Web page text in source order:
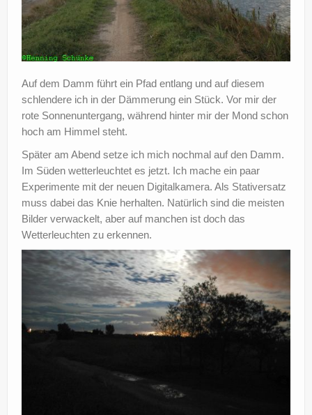
Auf dem Damm führt ein Pfad entlang und auf diesem
schlendere ich in der Dämmerung ein Stück. Vor mir der
rote Sonnenuntergang, während hinter mir der Mond schon
hoch am Himmel steht.
Später am Abend setze ich mich nochmal auf den Damm.
Im Süden wetterleuchtet es jetzt. Ich mache ein paar
Experimente mit der neuen Digitalkamera. Als Stativersatz
muss dabei das Knie herhalten. Natürlich sind die meisten
Bilder verwackelt, aber auf manchen ist doch das
Wetterleuchten zu erkennen.